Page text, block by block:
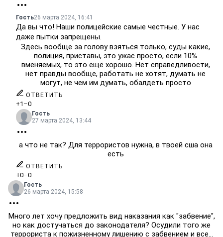
Гость26 марта 2024, 16:41
Да вы что! Наши полицейские самые честные. У нас
даже пытки запрещены.
Здесь вообще за голову взяться только, суды какие,
полиция, приставы, это ужас просто, если 10%
вменяемых, то это ещё хорошо. Нет справедливости,
нет правды вообще, работать не хотят, думать не
могут, не чем им думать, обалдеть просто
ОТВЕТИТЬ
+1 –0
Гость
27 марта 2024, 13:44
а что не так? Для террористов нужна, в твоей сша она
есть
ОТВЕТИТЬ
+0–0
Гость
26 марта 2024, 15:58
Много лет хочу предложить вид наказания как "забвение",
но как достучаться до законодателя? Осудили того же
террориста к пожизненному лишению с забвением и все...